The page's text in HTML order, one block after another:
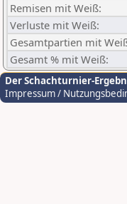
Remisen mit Weiß:
Verluste mit Weiß:
Gesamtpartien mit
Gesamt % mit Weiß:
Der Schachturnier-
Impressum /